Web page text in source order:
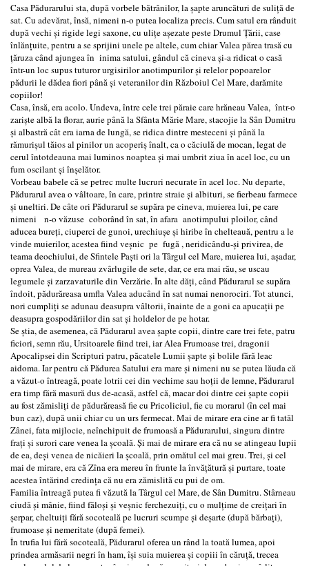
Casa Pădurarului sta, după vorbele bătrânilor, la şapte aruncături de suliţă de
sat. Cu adevărat, însă, nimeni n-o putea localiza precis. Cum satul era rânduit
după vechi şi rigide legi saxone, cu uliţe aşezate peste Drumul Ţării, case
înlănţuite, pentru a se sprijini unele pe altele, cum chiar Valea părea trasă cu
ţăruza când ajungea în inima satului, gândul că cineva şi-a ridicat o casă
într-un loc supus tuturor urgisirilor anotimpurilor şi relelor popoarelor
pădurii le dădea fiori până şi veteranilor din Războiul Cel Mare, darămite
copiilor!
Casa, însă, era acolo. Undeva, între cele trei păraie care hrăneau Valea, într-o
zarişte albă la florar, aurie până la Sfânta Mărie Mare, stacojie la Sân Dumitru
şi albastră cât era iarna de lungă, se ridica dintre mesteceni şi până la
rămurişul tăios al pinilor un acoperiş înalt, ca o căciulă de mocan, legat de
cerul întotdeauna mai luminos noaptea şi mai umbrit ziua în acel loc, cu un
fum oscilant şi înşelător.
Vorbeau babele că se petrec multe lucruri necurate în acel loc. Nu departe,
Pădurarul avea o vâltoare, în care, printre straie şi albituri, se fierbeau farmece
şi uneltiri. De câte ori Pădurarul se supăra pe cineva, muierea lui, pe care
nimeni n-o văzuse coborând în sat, în afara anotimpului ploilor, când
aducea bureţi, ciuperci de gunoi, urechiuşe şi hiribe în chelteauă, pentru a le
vinde muierilor, acestea fiind veşnic pe fugă , neridicându-şi privirea, de
teama deochiului, de Sfintele Paşti ori la Târgul cel Mare, muierea lui, aşadar,
oprea Valea, de mureau zvârlugile de sete, dar, ce era mai rău, se uscau
legumele şi zarzavaturile din Verzărie. În alte dăţi, când Pădurarul se supăra
îndoit, pădurăreasa umfla Valea aducând în sat numai nenorociri. Tot atunci,
nori cumpliţi se adunau deasupra vâltorii, înainte de a goni ca apucaţii pe
deasupra gospodăriilor din sat şi holdelor de pe hotar.
Se ştia, de asemenea, că Pădurarul avea şapte copii, dintre care trei fete, patru
ficiori, semn rău, Ursitoarele fiind trei, iar Alea Frumoase trei, dragonii
Apocalipsei din Scripturi patru, păcatele Lumii şapte şi bolile fără leac
aidoma. Iar pentru că Pădurea Satului era mare şi nimeni nu se putea lăuda că
a văzut-o întreagă, poate lotrii cei din vechime sau hoţii de lemne, Pădurarul
era timp fără masură dus de-acasă, astfel că, macar doi dintre cei şapte copii
au fost zămisliţi de pădurăreasă fie cu Pricoliciul, fie cu morarul (în cel mai
bun caz), după unii chiar cu un urs fermecat. Mai de mirare era cine ar fi tatăl
Zânei, fata mijlocie, neînchipuit de frumoasă a Pădurarului, singura dintre
fraţi şi surori care venea la şcoală. Şi mai de mirare era că nu se atingeau lupii
de ea, deşi venea de nicăieri la şcoală, prin omătul cel mai greu. Trei, şi cel
mai de mirare, era că Zîna era mereu în frunte la învăţătură şi purtare, toate
acestea întărind credinţa că nu era zămislită cu pui de om.
Familia întreagă putea fi văzută la Târgul cel Mare, de Sân Dumitru. Stârneau
ciudă şi mânie, fiind făloşi şi veşnic ferchezuiţi, cu o mulţime de creiţari în
şerpar, cheltuiţi fără socoteală pe lucruri scumpe şi deşarte (după bărbaţi),
frumoase şi nemeritate (după femei).
În trufia lui fără socoteală, Pădurarul oferea un rând la toată lumea, apoi
prindea armăsarii negri în ham, îşi suia muierea şi copiii în căruţă, trecea